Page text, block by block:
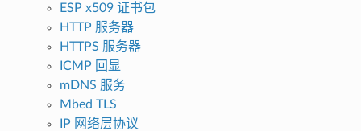
ESP x509 证书包
HTTP 服务器
HTTPS 服务器
ICMP 回显
mDNS 服务
Mbed TLS
IP 网络层协议